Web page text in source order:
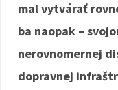
mal vytvárať
ba naopak –
nerovnomernej
dopravnej